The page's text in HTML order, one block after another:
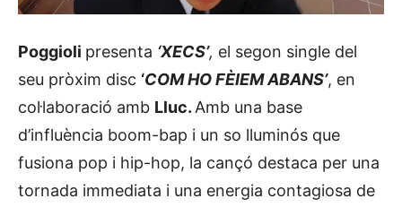
Poggioli presenta ‘XECS’, el segon single del
seu pròxim disc ‘COM HO FÈIEM ABANS’, en
col·laboració amb Lluc. Amb una base
d’influència boom-bap i un so lluminós que
fusiona pop i hip-hop, la cançó destaca per una
tornada immediata i una energia contagiosa de